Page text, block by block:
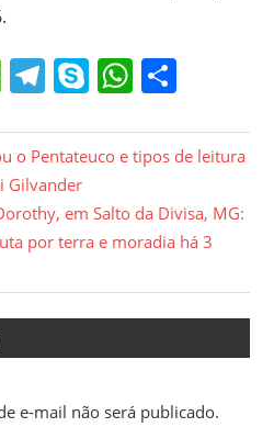
Message
Telegram
SkypeShare
o Pentateuco e tipos de leitura
Gilvander
em Salto da Divisa, MG:
por terra e moradia há 3
e-mail não será publicado.